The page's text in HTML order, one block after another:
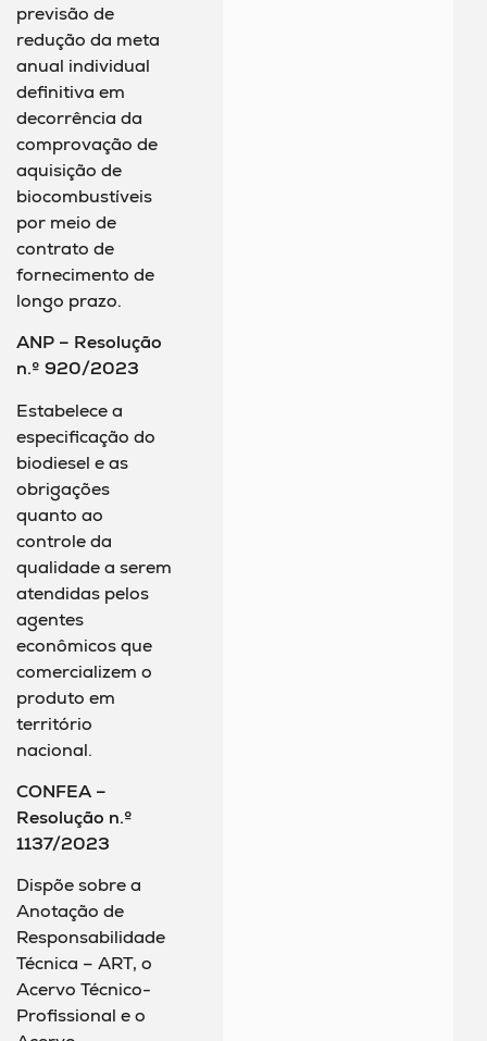
previsão de
redução da meta
anual individual
definitiva em
decorrência da
comprovação de
aquisição de
biocombustíveis
por meio de
contrato de
fornecimento de
longo prazo.
ANP – Resolução
n.º 920/2023
Estabelece a
especificação do
biodiesel e as
obrigações
quanto ao
controle da
qualidade a serem
atendidas pelos
agentes
econômicos que
comercializem o
produto em
território
nacional.
CONFEA –
Resolução n.º
1137/2023
Dispõe sobre a
Anotação de
Responsabilidade
Técnica – ART, o
Acervo Técnico-
Profissional e o